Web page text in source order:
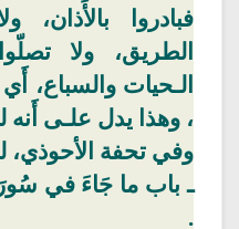
فبادروا بالأَذان،
الطريق، ولا
الـحيات والسباع،
، وهذا يدل علـى أَنه
وفي تحفة الأحوذي،
ـ باب ما جَاءَ في
.